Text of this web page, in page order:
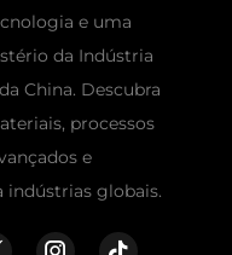
e uma
da Indústria
China. Descubra
processos
e
indústrias globais.